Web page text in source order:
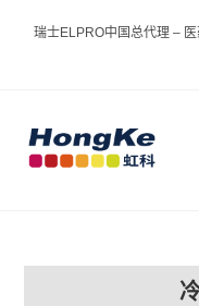
瑞士ELPRO中国总代理 –